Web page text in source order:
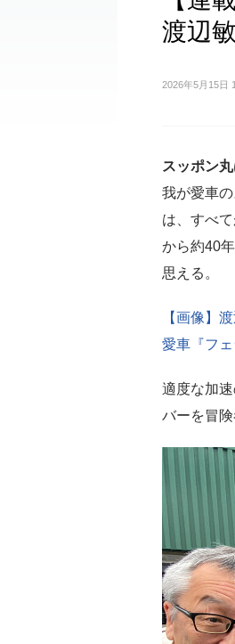
渡辺
2026年5月15日
スッポン
我が愛車
は、すべ
から約40
思える。
【画像】
愛車『フ
適度な加
バーを冒険